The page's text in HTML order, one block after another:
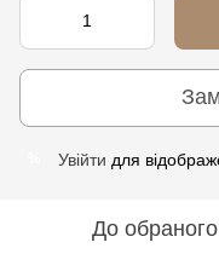
Увійти для
До обраного